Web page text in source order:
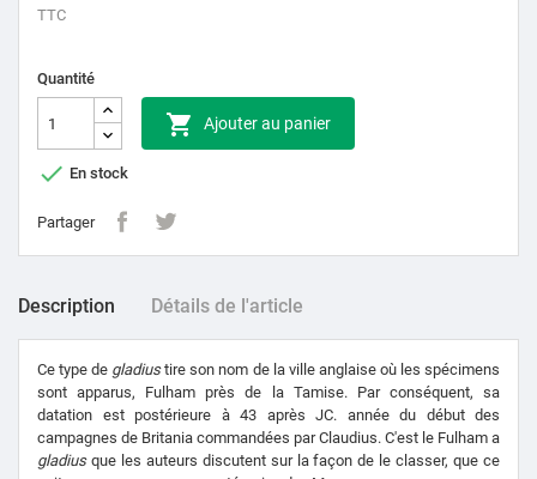
TTC
Quantité
 Ajouter au panier
 En stock
Partager
Description Détails de l'article
Ce type de gladiustire son nom de la ville anglaise où les spécimens
sont apparus, Fulham près de la Tamise. Par conséquent, sa
datation est postérieure à 43 après JC. année du début des
campagnes de Britania commandées par Claudius. C'est le Fulham a
gladiusque les auteurs discutent sur la façon de le classer, que ce